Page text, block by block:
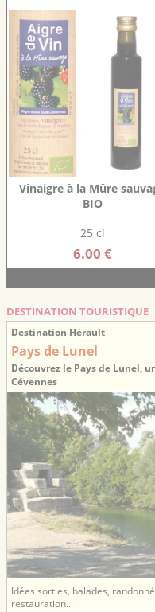
Vinaigre à la Mûre
BIO
25 cl
6.00 €
DESTINATION TOURISTIQUE
Destination Hérault
Pays de Lunel
Découvrez le Pays de Lunel,
Cévennes
Idées sorties, balades,
restauration...